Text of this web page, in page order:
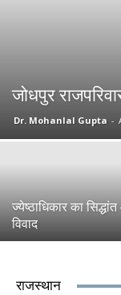
जोधपुर
Dr. Mohanlal Gupta -
ज्येष्ठाधिकार का
विवाद
राजस्थान